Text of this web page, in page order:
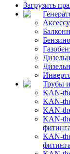
Загрузить
Трубы
KAN-
KAN-
KAN-
KAN-
KAN-